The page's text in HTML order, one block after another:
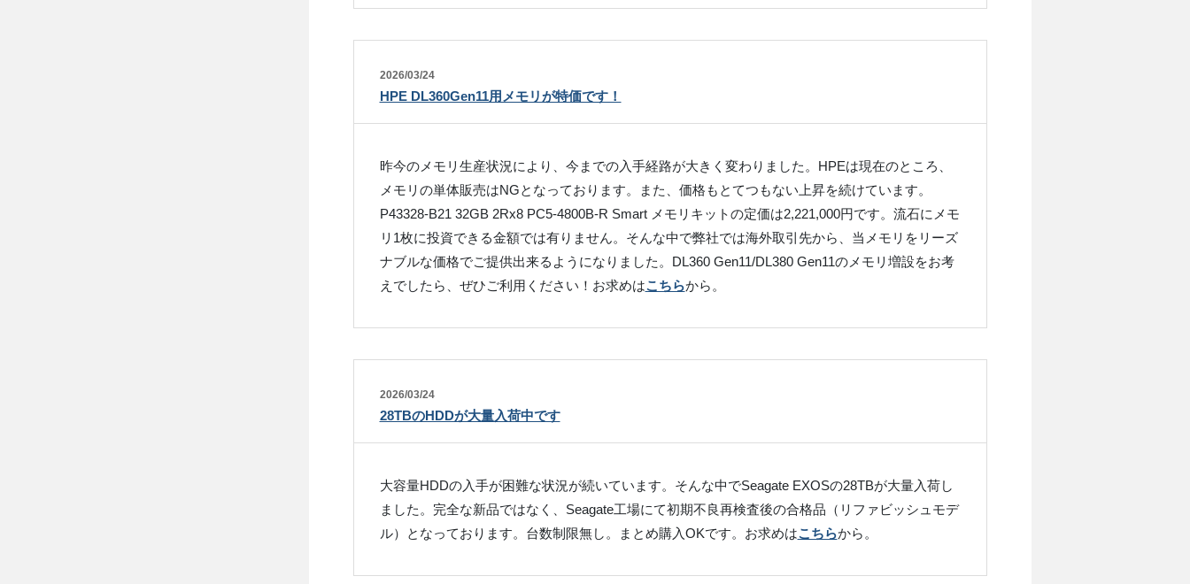
2026/03/24
HPE DL360Gen11用メモリが特価です！
昨今のメモリ生産状況により、今までの入手経路が大きく変わりました。HPEは現在のところ、
メモリの単体販売はNGとなっております。また、価格もとてつもない上昇を続けています。
P43328-B21 32GB 2Rx8 PC5-4800B-R Smart メモリキットの定価は2,221,000円です。流石にメモ
リ1枚に投資できる金額では有りません。そんな中で弊社では海外取引先から、当メモリをリーズ
ナブルな価格でご提供出来るようになりました。DL360 Gen11/DL380 Gen11のメモリ増設をお考
えでしたら、ぜひご利用ください！お求めはこちらから。
2026/03/24
28TBのHDDが大量入荷中です
大容量HDDの入手が困難な状況が続いています。そんな中でSeagate EXOSの28TBが大量入荷し
ました。完全な新品ではなく、Seagate工場にて初期不良再検査後の合格品（リファビッシュモデ
ル）となっております。台数制限無し。まとめ購入OKです。お求めはこちらから。